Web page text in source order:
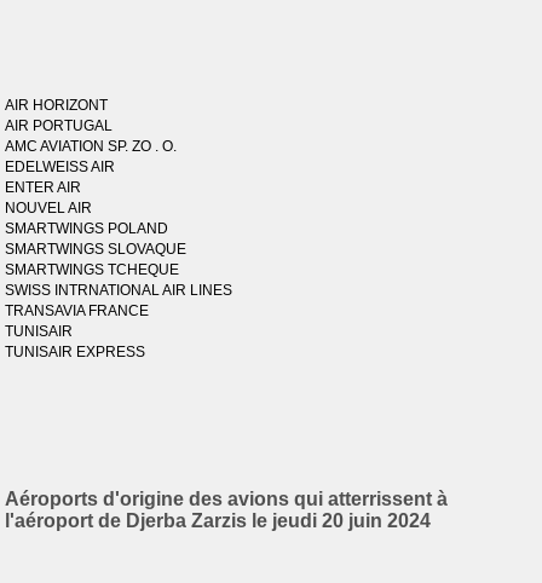
AIR HORIZONT
AIR PORTUGAL
AMC AVIATION SP. ZO . O.
EDELWEISS AIR
ENTER AIR
NOUVEL AIR
SMARTWINGS POLAND
SMARTWINGS SLOVAQUE
SMARTWINGS TCHEQUE
SWISS INTRNATIONAL AIR LINES
TRANSAVIA FRANCE
TUNISAIR
TUNISAIR EXPRESS
Aéroports d'origine des avions qui atterrissent à
l'aéroport de Djerba Zarzis le jeudi 20 juin 2024